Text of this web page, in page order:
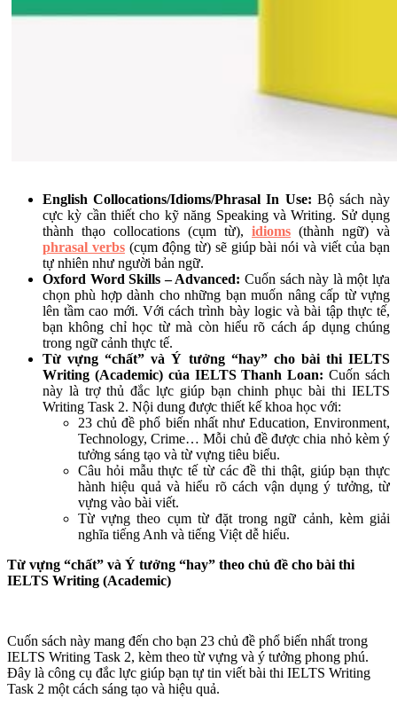
English Collocations/Idioms/Phrasal In Use: Bộ sách này
cực kỳ cần thiết cho kỹ năng Speaking và Writing. Sử dụng
thành thạo collocations (cụm từ), idioms (thành ngữ) và
phrasal verbs(cụm động từ) sẽ giúp bài nói và viết của bạn
tự nhiên như người bản ngữ.
Oxford Word Skills – Advanced: Cuốn sách này là một lựa
chọn phù hợp dành cho những bạn muốn nâng cấp từ vựng
lên tầm cao mới. Với cách trình bày logic và bài tập thực tế,
bạn không chỉ học từ mà còn hiểu rõ cách áp dụng chúng
trong ngữ cảnh thực tế.
Từ vựng “chất” và Ý tưởng “hay” cho bài thi IELTS
Writing (Academic) của IELTS Thanh Loan:Cuốn sách
này là trợ thủ đắc lực giúp bạn chinh phục bài thi IELTS
Writing Task 2. Nội dung được thiết kế khoa học với:
23 chủ đề phổ biến nhất như Education, Environment,
Technology, Crime… Mỗi chủ đề được chia nhỏ kèm ý
tưởng sáng tạo và từ vựng tiêu biểu.
Câu hỏi mẫu thực tế từ các đề thi thật, giúp bạn thực
hành hiệu quả và hiểu rõ cách vận dụng ý tưởng, từ
vựng vào bài viết.
Từ vựng theo cụm từ đặt trong ngữ cảnh, kèm giải
nghĩa tiếng Anh và tiếng Việt dễ hiểu.
Từ vựng “chất” và Ý tưởng “hay” theo chủ đề cho bài thi
IELTS Writing (Academic)
Cuốn sách này mang đến cho bạn 23 chủ đề phổ biến nhất trong
IELTS Writing Task 2, kèm theo từ vựng và ý tưởng phong phú.
Đây là công cụ đắc lực giúp bạn tự tin viết bài thi IELTS Writing
Task 2 một cách sáng tạo và hiệu quả.